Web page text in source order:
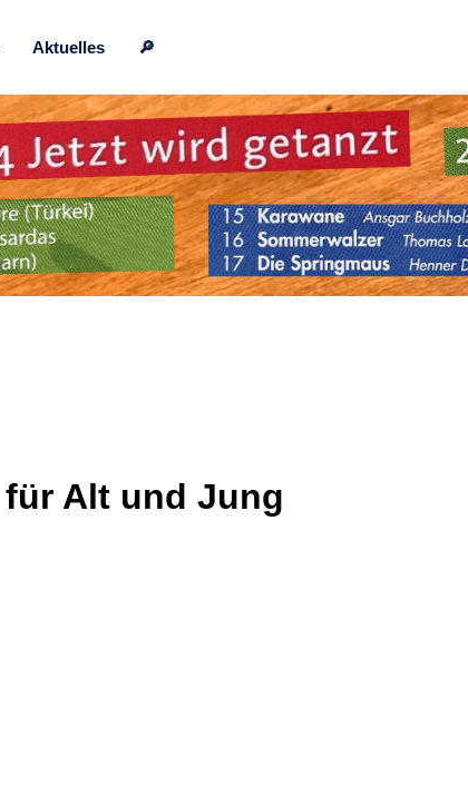
Aktuelles 🔎
für Alt und Jung